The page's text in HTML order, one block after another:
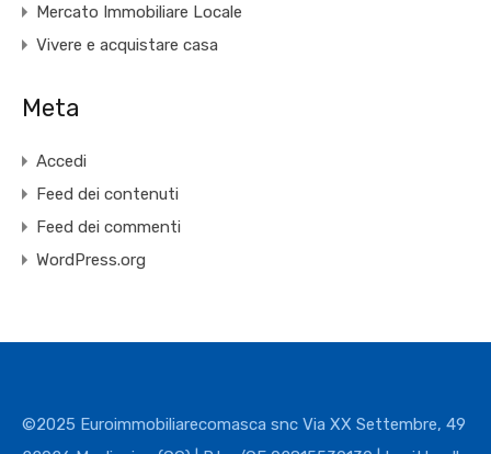
Mercato Immobiliare Locale
Vivere e acquistare casa
Meta
Accedi
Feed dei contenuti
Feed dei commenti
WordPress.org
©2025 Euroimmobiliarecomasca snc Via XX Settembre, 49